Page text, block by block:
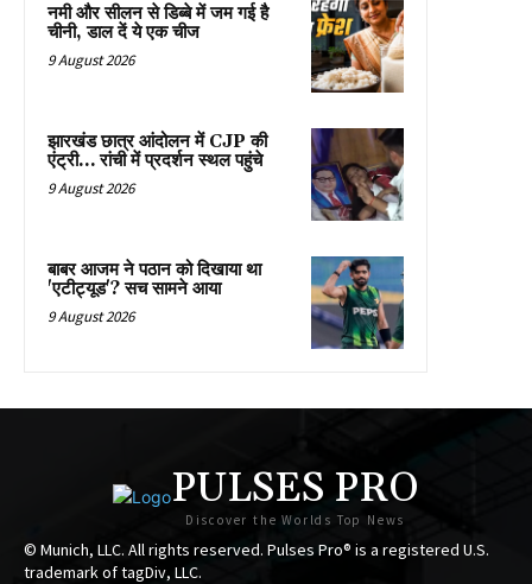
नमी और सीलन से डिब्बे में जम गई है
चीनी, डाल दें ये एक चीज
9 August 2026
झारखंड छात्र आंदोलन में CJP की
एंट्री… रांची में प्रदर्शन स्थल पहुंचे
9 August 2026
बाबर आजम ने पठान को दिखाया था
'एटीट्यूड'? सच सामने आया
9 August 2026
PULSES PRO
Discover the Worlds Top News
© Munich, LLC. All rights reserved. Pulses Pro® is a registered U.S.
trademark of tagDiv, LLC.